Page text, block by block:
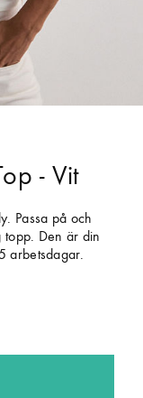
- Vit
Passa på och
topp. Den är din
arbetsdagar.